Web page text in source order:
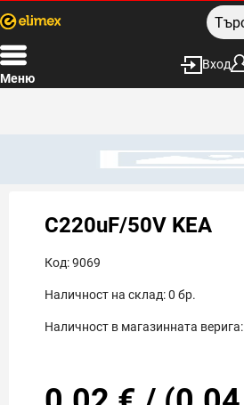
Меню
Вход
C220uF/50V KEA
Код:9069
Наличност на склад:0 бр.
Наличност в магазинната верига: